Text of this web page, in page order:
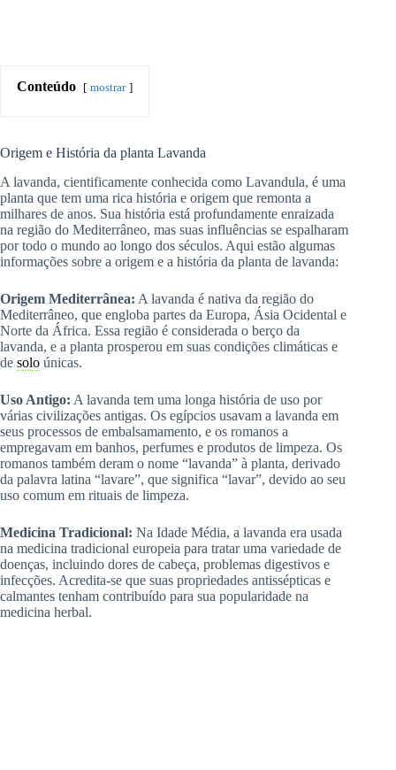
Conteúdo mostrar
Origem e História da planta Lavanda
A lavanda, cientificamente conhecida como Lavandula, é uma
planta que tem uma rica história e origem que remonta a
milhares de anos. Sua história está profundamente enraizada
na região do Mediterrâneo, mas suas influências se espalharam
por todo o mundo ao longo dos séculos. Aqui estão algumas
informações sobre a origem e a história da planta de lavanda:
Origem Mediterrânea: A lavanda é nativa da região do
Mediterrâneo, que engloba partes da Europa, Ásia Ocidental e
Norte da África. Essa região é considerada o berço da
lavanda, e a planta prosperou em suas condições climáticas e
de solo únicas.
Uso Antigo: A lavanda tem uma longa história de uso por
várias civilizações antigas. Os egípcios usavam a lavanda em
seus processos de embalsamamento, e os romanos a
empregavam em banhos, perfumes e produtos de limpeza. Os
romanos também deram o nome “lavanda” à planta, derivado
da palavra latina “lavare”, que significa “lavar”, devido ao seu
uso comum em rituais de limpeza.
Medicina Tradicional: Na Idade Média, a lavanda era usada
na medicina tradicional europeia para tratar uma variedade de
doenças, incluindo dores de cabeça, problemas digestivos e
infecções. Acredita-se que suas propriedades antissépticas e
calmantes tenham contribuído para sua popularidade na
medicina herbal.